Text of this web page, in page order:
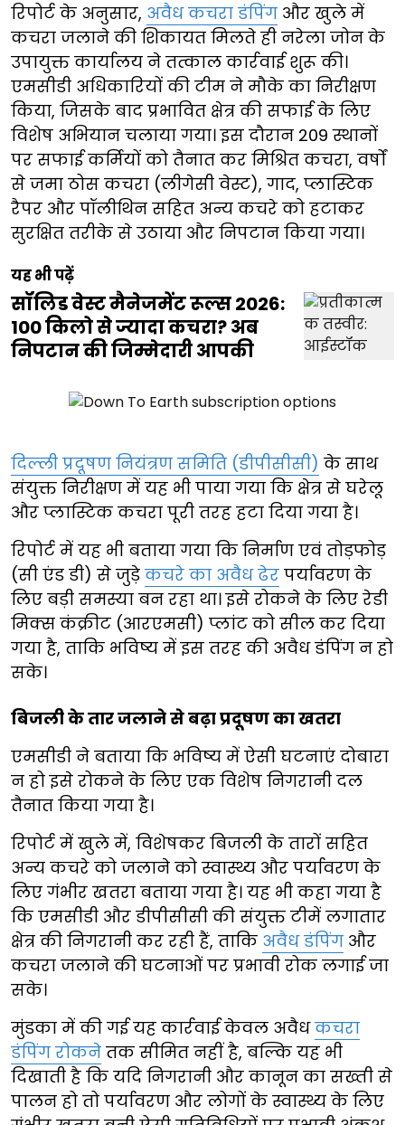
रिपोर्ट के अनुसार, अवैध कचरा डंपिंग और खुले में
कचरा जलाने की शिकायत मिलते ही नरेला जोन के
उपायुक्त कार्यालय ने तत्काल कार्रवाई शुरू की।
एमसीडी अधिकारियों की टीम ने मौके का निरीक्षण
किया, जिसके बाद प्रभावित क्षेत्र की सफाई के लिए
विशेष अभियान चलाया गया। इस दौरान 209 स्थानों
पर सफाई कर्मियों को तैनात कर मिश्रित कचरा, वर्षों
से जमा ठोस कचरा (लीगेसी वेस्ट), गाद, प्लास्टिक
रैपर और पॉलीथिन सहित अन्य कचरे को हटाकर
सुरक्षित तरीके से उठाया और निपटान किया गया।
यह भी पढ़ें
सॉलिड वेस्ट मैनेजमेंट रूल्स 2026:
100 किलो से ज्यादा कचरा? अब
निपटान की जिम्मेदारी आपकी
दिल्ली प्रदूषण नियंत्रण समिति (डीपीसीसी) के साथ
संयुक्त निरीक्षण में यह भी पाया गया कि क्षेत्र से घरेलू
और प्लास्टिक कचरा पूरी तरह हटा दिया गया है।
रिपोर्ट में यह भी बताया गया कि निर्माण एवं तोड़फोड़
(सी एंड डी) से जुड़े कचरे का अवैध ढेर पर्यावरण के
लिए बड़ी समस्या बन रहा था। इसे रोकने के लिए रेडी
मिक्स कंक्रीट (आरएमसी) प्लांट को सील कर दिया
गया है, ताकि भविष्य में इस तरह की अवैध डंपिंग न हो
सके।
बिजली के तार जलाने से बढ़ा प्रदूषण का खतरा
एमसीडी ने बताया कि भविष्य में ऐसी घटनाएं दोबारा
न हो इसे रोकने के लिए एक विशेष निगरानी दल
तैनात किया गया है।
रिपोर्ट में खुले में, विशेषकर बिजली के तारों सहित
अन्य कचरे को जलाने को स्वास्थ्य और पर्यावरण के
लिए गंभीर खतरा बताया गया है। यह भी कहा गया है
कि एमसीडी और डीपीसीसी की संयुक्त टीमें लगातार
क्षेत्र की निगरानी कर रही हैं, ताकि अवैध डंपिंग और
कचरा जलाने की घटनाओं पर प्रभावी रोक लगाई जा
सके।
मुंडका में की गई यह कार्रवाई केवल अवैधकचरा
डंपिंग रोकने तक सीमित नहीं है, बल्कि यह भी
दिखाती है कि यदि निगरानी और कानून का सख्ती से
पालन हो तो पर्यावरण और लोगों के स्वास्थ्य के लिए